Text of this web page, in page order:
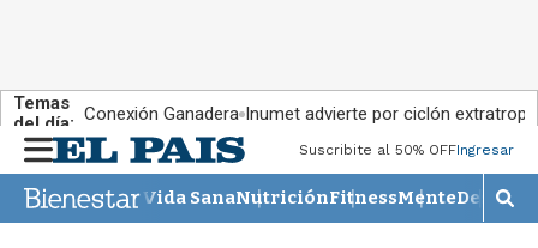
Temas
del día: Conexión Ganadera Inumet advierte por ciclón
n
u
Suscribite al 50% OFFIngresar
Vida SanaNutriciónFitnessMente
M
o